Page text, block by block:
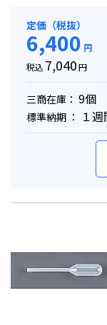
定価（税抜）
6,400 円
税込 7,040円
三商在庫： 9個
標準納期 ： １